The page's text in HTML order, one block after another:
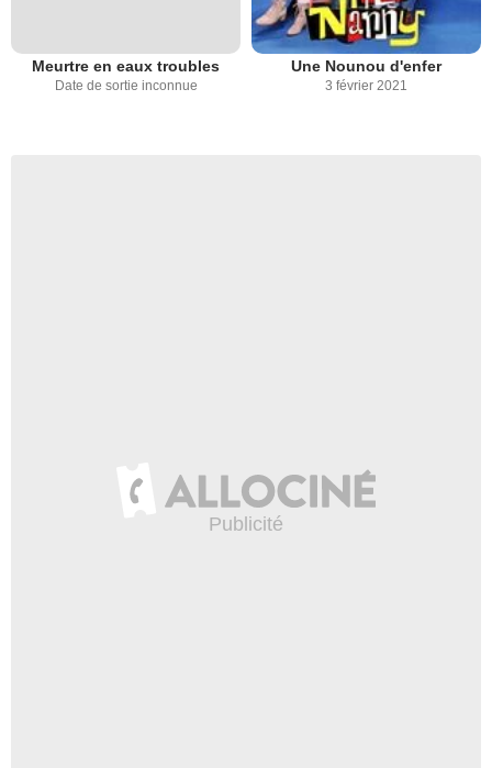
Meurtre en eaux troubles
Date de sortie inconnue
Une Nounou d'enfer
3 février 2021